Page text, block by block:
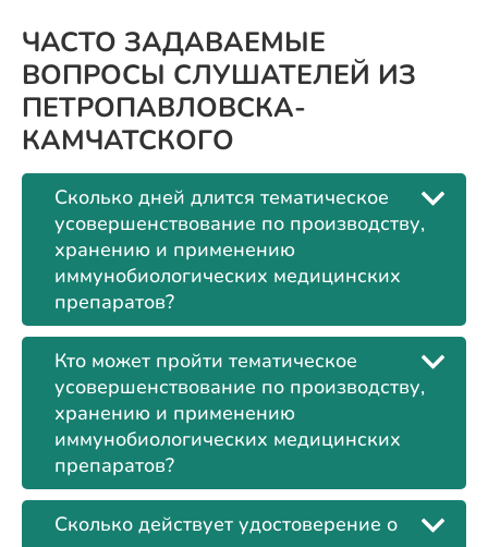
ЧАСТО ЗАДАВАЕМЫЕ
ВОПРОСЫ СЛУШАТЕЛЕЙ ИЗ
ПЕТРОПАВЛОВСКА-
КАМЧАТСКОГО
Сколько дней длится тематическое
усовершенствование по производству,
хранению и применению
иммунобиологических медицинских
препаратов?
Кто может пройти тематическое
усовершенствование по производству,
хранению и применению
иммунобиологических медицинских
препаратов?
Сколько действует удостоверение о